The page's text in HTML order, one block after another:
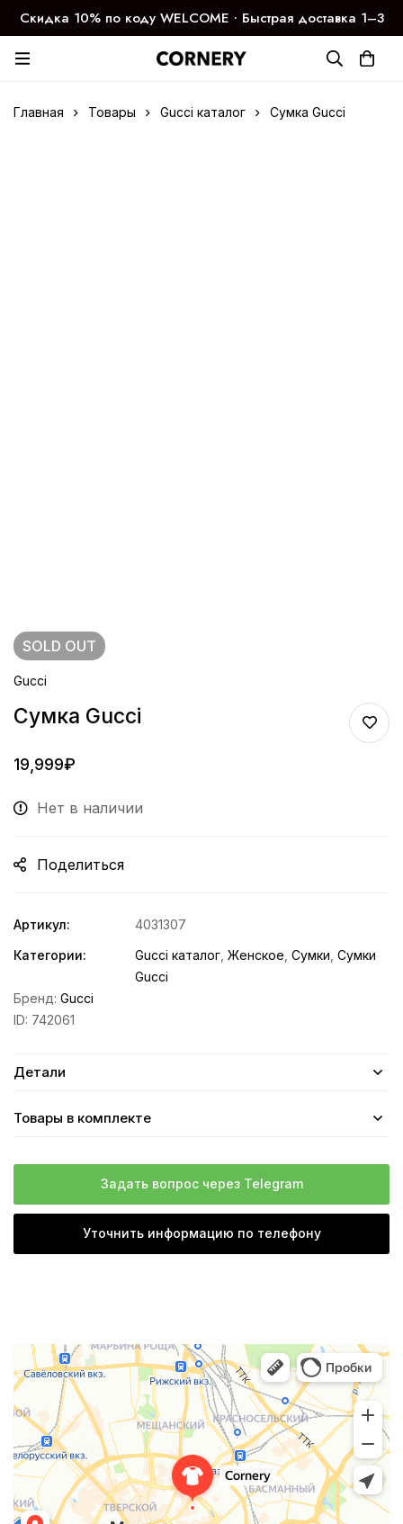
Скидка 10% по коду WELCOME ∙ Быстрая доставка 1–3
дня
Главная Товары Gucci каталог Сумка Gucci
SOLD OUT
Gucci
Сумка Gucci
19,999₽
Нет в наличии
Поделиться
Артикул:
4031307
Категории:
Gucci каталог Женское Сумки Сумки
Gucci
Бренд: Gucci
ID: 742061
Детали
Товары в комплекте
Задать вопрос через Telegram
Уточнить информацию по телефону